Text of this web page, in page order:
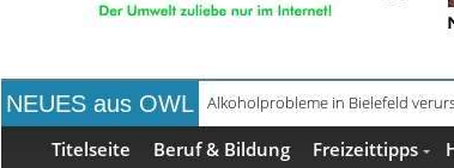
NEUES aus OWL Alkoholprobleme in Bielefeld
Titelseite Beruf & Bildung Freizeittipps